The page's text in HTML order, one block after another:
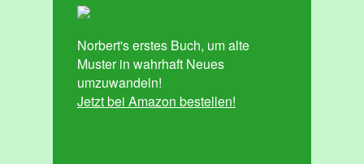
Norbert's erstes Buch, um alte
Muster in wahrhaft Neues
umzuwandeln!
Jetzt bei Amazon bestellen!